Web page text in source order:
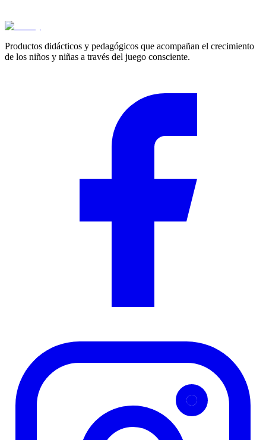
Productos didácticos y pedagógicos que acompañan el crecimiento
de los niños y niñas a través del juego consciente.